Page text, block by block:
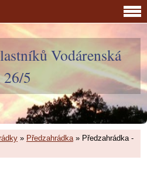
Vodárenská
26/5
» Předzahrádka» Předzahrádka -